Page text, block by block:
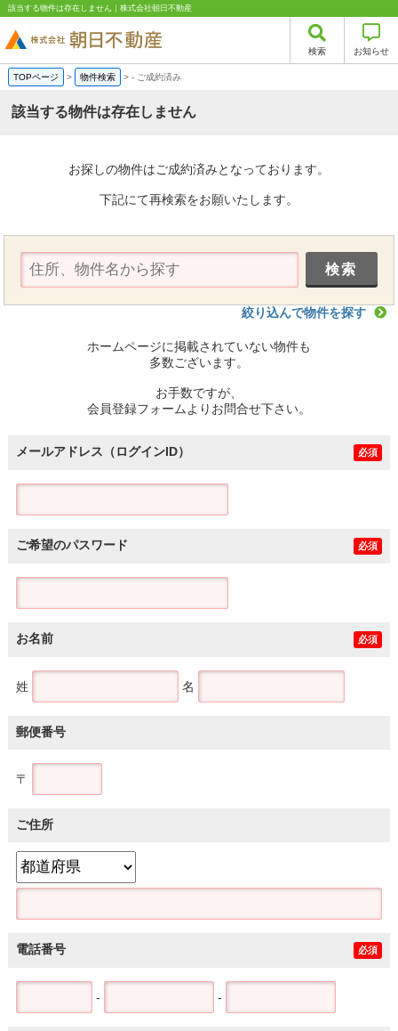
該当する物件は存在しません｜株式会社朝日不動産
検索 お知らせ
TOPページ > 物件検索 >- ご成約済み
該当する物件は存在しません
お探しの物件はご成約済みとなっております。
下記にて再検索をお願いたします。
絞り込んで物件を探す
ホームページに掲載されていない物件も
多数ございます。
お手数ですが、
会員登録フォームよりお問合せ下さい。
メールアドレス（ログインID） 必須
ご希望のパスワード 必須
お名前 必須
姓 名
郵便番号
〒
ご住所
電話番号 必須
- -